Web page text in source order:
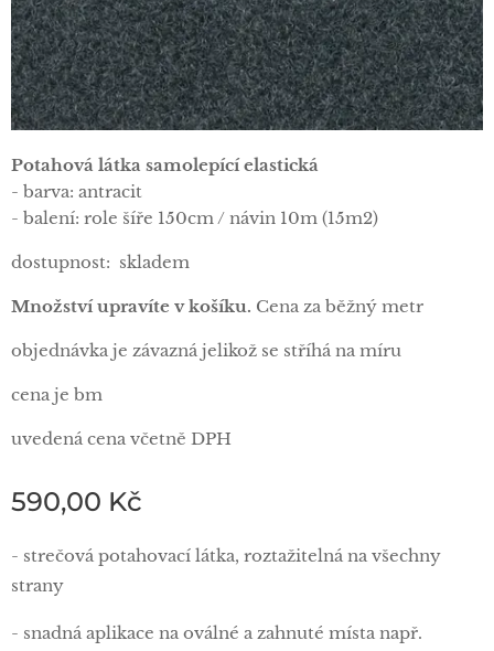
Potahová látka samolepící elastická
- barva: antracit
- balení: role šíře 150cm / návin 10m (15m2)
dostupnost: skladem
Množství upravíte v košíku. Cena za běžný metr
objednávka je závazná jelikož se stříhá na míru
cena je bm
uvedená cena včetně DPH
590,00 Kč
- strečová potahovací látka, roztažitelná na všechny
strany
- snadná aplikace na oválné a zahnuté místa např.